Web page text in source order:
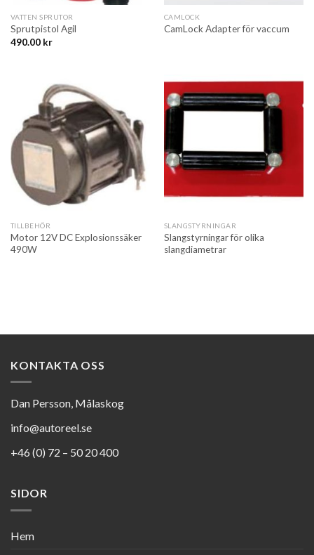
VATTEN SPRUTOR
Sprutpistol Agil
490.00 kr
CAMLOCK
CamLock Adapter för vaccum
TILLBEHÖR
Motor 12V DC Explosionssäker
490W
SLANGSTYRNINGAR
Slangstyrningar för olika
slangdiametrar
KONTAKTA OSS
Dan Persson, Målaskog
info@autoreel.se
+46 (0) 72 – 50 20 400
SIDOR
Hem